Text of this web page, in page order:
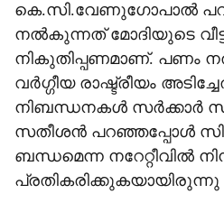
കെ.സി.വേണുഗോപാല്‍
നല്‍കുന്നത് മോദിയുടെ
നികുതിപ്പണമാണ്. പണം
വര്‍ഗ്ഗീയ രാഷ്ട്രീയം
നിബന്ധനകള്‍ സര്‍ക്കാര്‍
സതീശന്‍ പറഞ്ഞപ്പോള്‍
ബന്ധമെന്ന നറേറ്റീവില്‍